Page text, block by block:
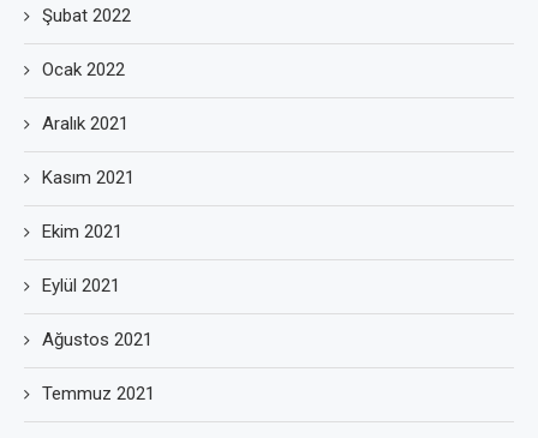
Şubat 2022
Ocak 2022
Aralık 2021
Kasım 2021
Ekim 2021
Eylül 2021
Ağustos 2021
Temmuz 2021